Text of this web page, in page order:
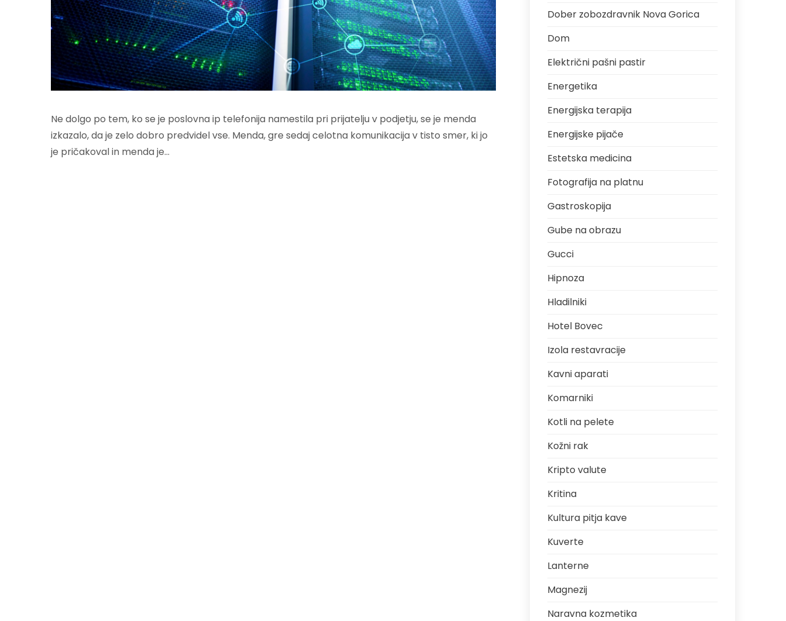
Ne dolgo po tem, ko se je poslovna ip telefonija namestila pri prijatelju v podjetju, se je menda
izkazalo, da je zelo dobro predvidel vse. Menda, gre sedaj celotna komunikacija v tisto smer, ki jo
je pričakoval in menda je…
Dober zobozdravnik Nova Gorica
Dom
Električni pašni pastir
Energetika
Energijska terapija
Energijske pijače
Estetska medicina
Fotografija na platnu
Gastroskopija
Gube na obrazu
Gucci
Hipnoza
Hladilniki
Hotel Bovec
Izola restavracije
Kavni aparati
Komarniki
Kotli na pelete
Kožni rak
Kripto valute
Kritina
Kultura pitja kave
Kuverte
Lanterne
Magnezij
Naravna kozmetika